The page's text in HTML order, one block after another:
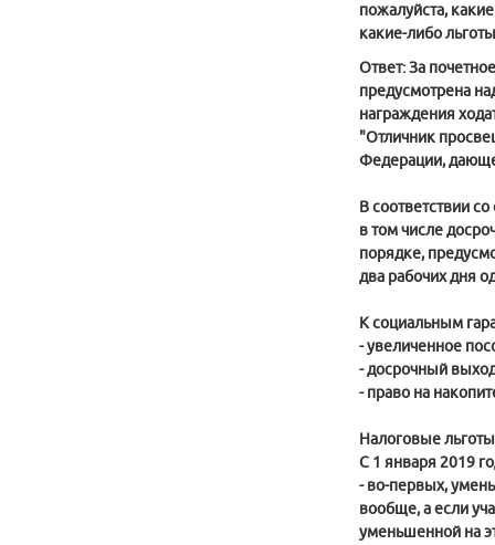
пожалуйста,
какие-либо
Ответ:За
предусмотрена
награждения
"Отличник
Федерации,
В соответствии
в том числе
порядке,
два рабочих дня
К социальным
- увеличенное
- досрочный
- право на
Налоговые льготы
С 1 января 2019
- во-первых,
вообще, а если
уменьшенной на